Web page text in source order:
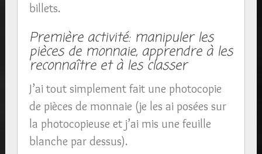
billets.
Première activité: manipuler les
pièces de monnaie, apprendre à les
reconnaître et à les classer
J’ai tout simplement fait une photocopie
de pièces de monnaie (je les ai posées sur
la photocopieuse et j’ai mis une feuille
blanche par dessus).